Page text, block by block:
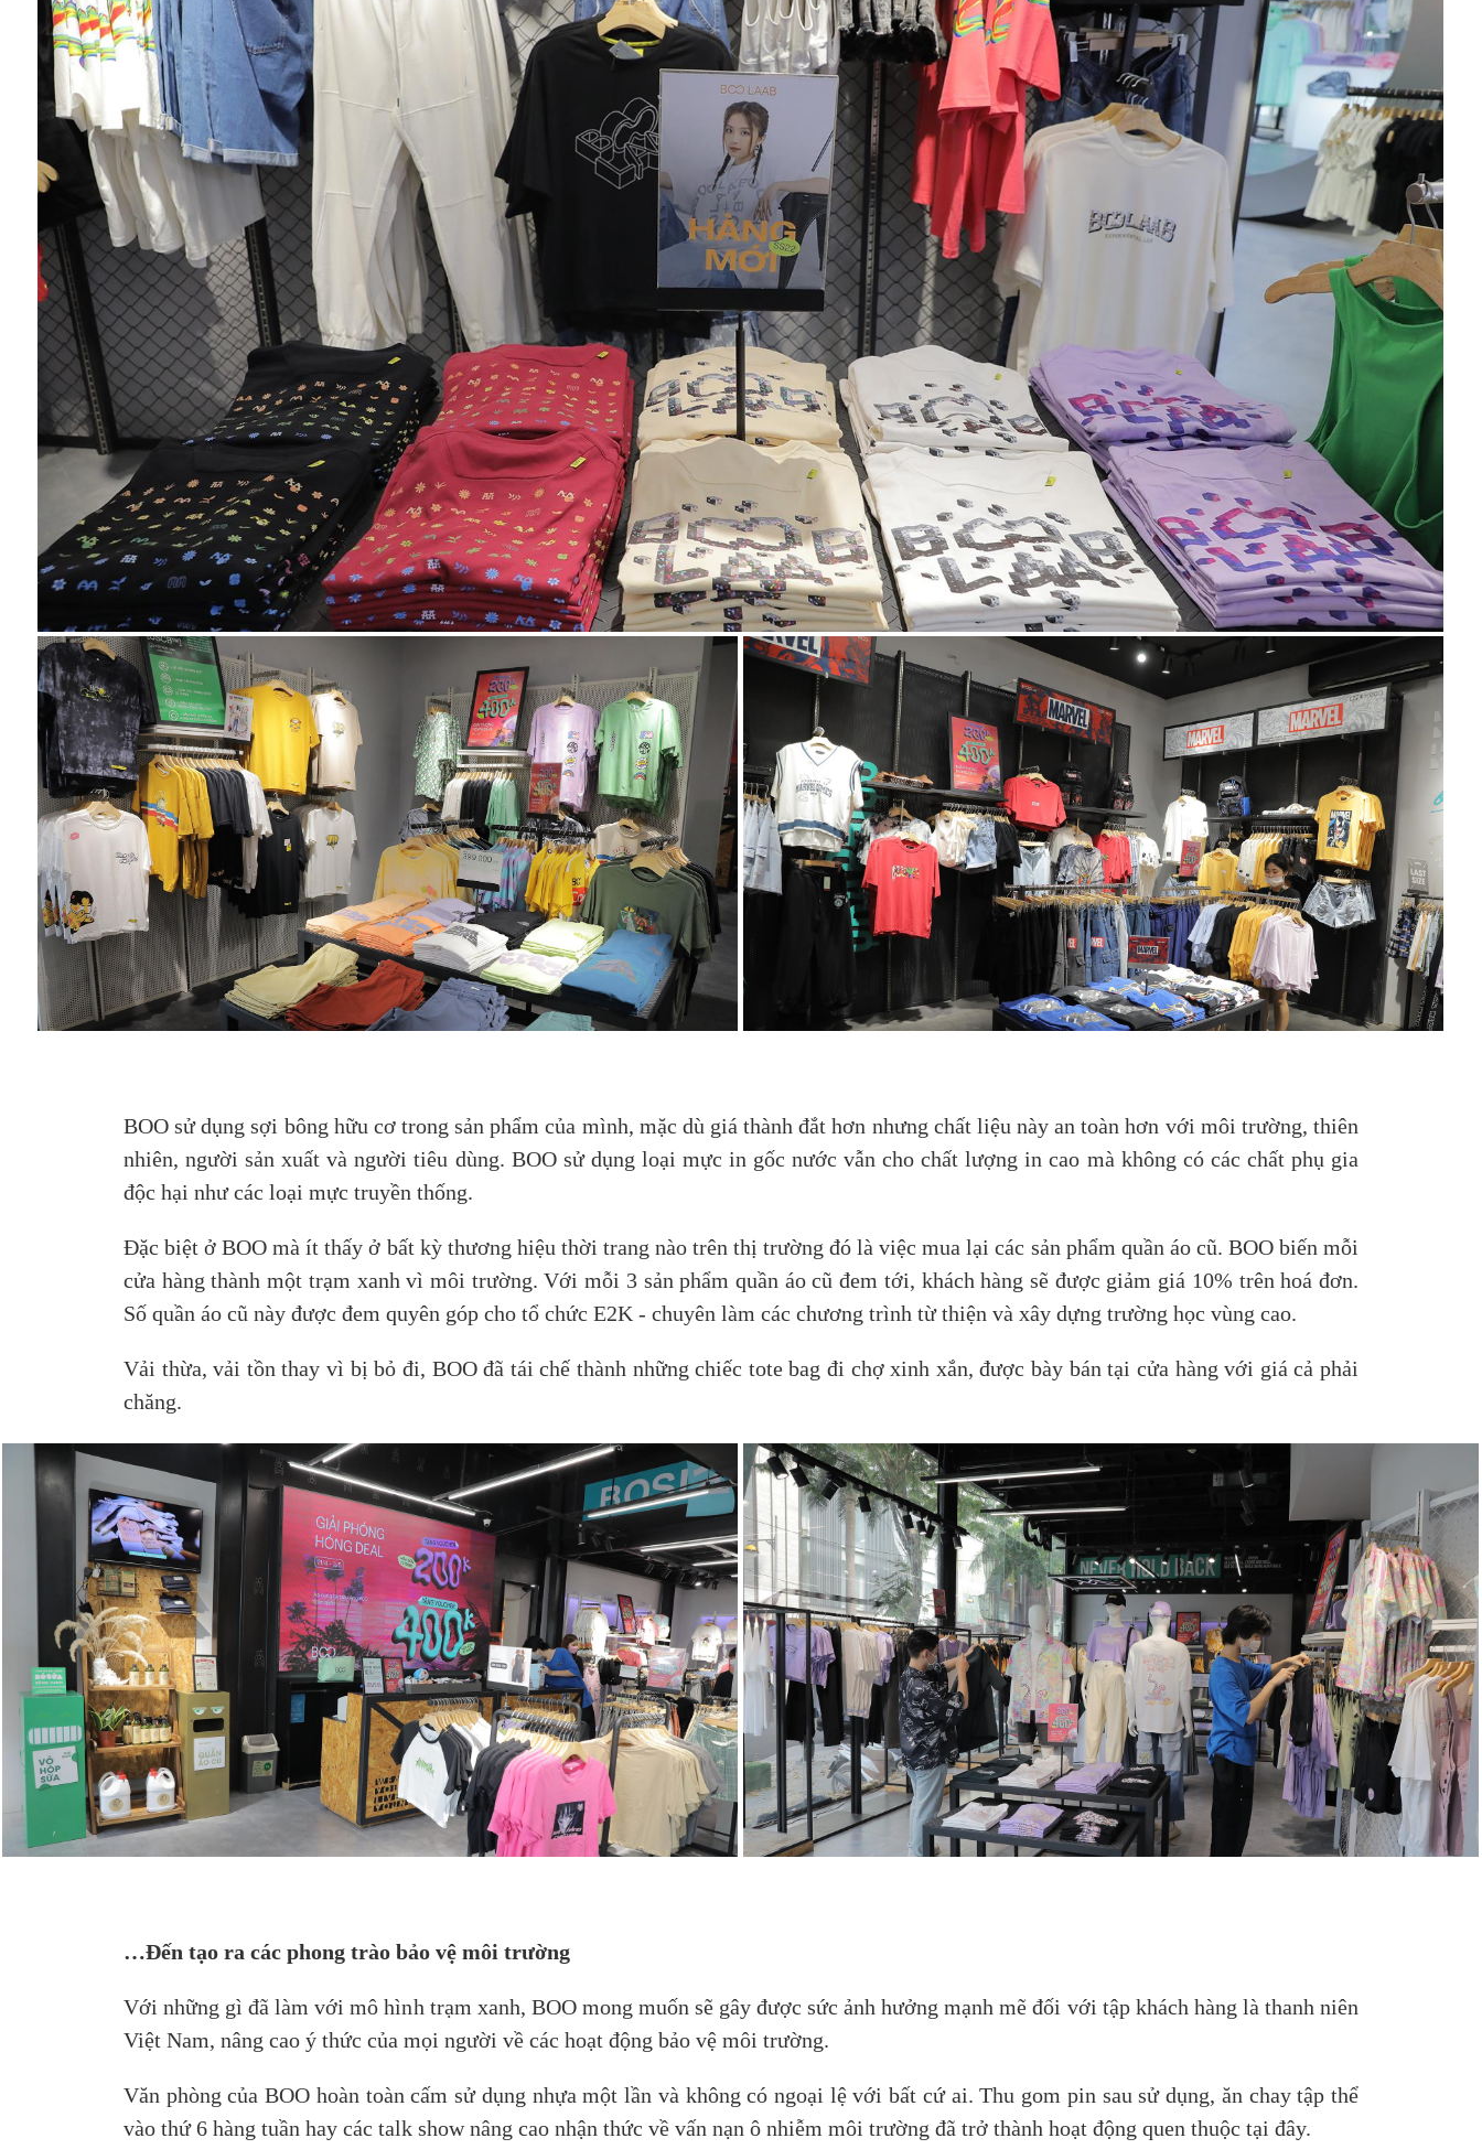
BOO sử dụng sợi bông hữu cơ trong sản phẩm của mình, mặc dù giá thành đắt hơn nhưng chất liệu này an toàn hơn với môi trường, thiên
nhiên, người sản xuất và người tiêu dùng. BOO sử dụng loại mực in gốc nước vẫn cho chất lượng in cao mà không có các chất phụ gia
độc hại như các loại mực truyền thống.
Đặc biệt ở BOO mà ít thấy ở bất kỳ thương hiệu thời trang nào trên thị trường đó là việc mua lại các sản phẩm quần áo cũ. BOO biến mỗi
cửa hàng thành một trạm xanh vì môi trường. Với mỗi 3 sản phẩm quần áo cũ đem tới, khách hàng sẽ được giảm giá 10% trên hoá đơn.
Số quần áo cũ này được đem quyên góp cho tổ chức E2K - chuyên làm các chương trình từ thiện và xây dựng trường học vùng cao.
Vải thừa, vải tồn thay vì bị bỏ đi, BOO đã tái chế thành những chiếc tote bag đi chợ xinh xắn, được bày bán tại cửa hàng với giá cả phải
chăng.
…Đến tạo ra các phong trào bảo vệ môi trường
Với những gì đã làm với mô hình trạm xanh, BOO mong muốn sẽ gây được sức ảnh hưởng mạnh mẽ đối với tập khách hàng là thanh niên
Việt Nam, nâng cao ý thức của mọi người về các hoạt động bảo vệ môi trường.
Văn phòng của BOO hoàn toàn cấm sử dụng nhựa một lần và không có ngoại lệ với bất cứ ai. Thu gom pin sau sử dụng, ăn chay tập thể
vào thứ 6 hàng tuần hay các talk show nâng cao nhận thức về vấn nạn ô nhiễm môi trường đã trở thành hoạt động quen thuộc tại đây.